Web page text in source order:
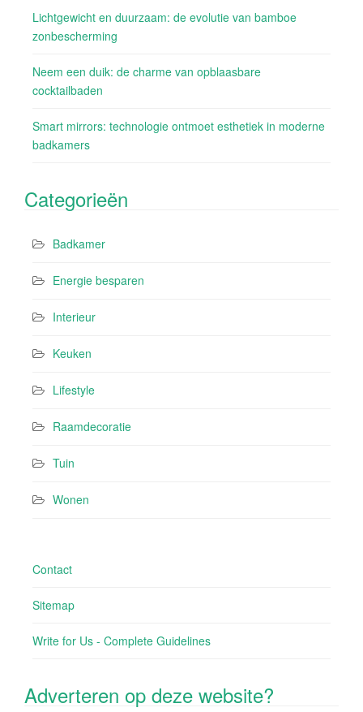
Lichtgewicht en duurzaam: de evolutie van bamboe
zonbescherming
Neem een duik: de charme van opblaasbare
cocktailbaden
Smart mirrors: technologie ontmoet esthetiek in moderne
badkamers
Categorieën
Badkamer
Energie besparen
Interieur
Keuken
Lifestyle
Raamdecoratie
Tuin
Wonen
Contact
Sitemap
Write for Us - Complete Guidelines
Adverteren op deze website?